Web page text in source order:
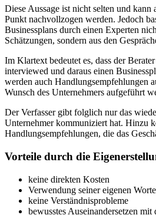
Diese Aussage ist nicht selten und kann
Punkt nachvollzogen werden. Jedoch
Businessplans durch einen Experten
Schätzungen, sondern aus den
Im Klartext bedeutet es, dass der
interviewed und daraus einen
werden auch Handlungsempfehlungen
Wunsch des Unternehmers aufgeführt
Der Verfasser gibt folglich nur das
Unternehmer kommuniziert hat. Hinzu
Handlungsempfehlungen, die das
Vorteile durch die
keine direkten Kosten
Verwendung seiner eigenen Worte
keine Verständnisprobleme
bewusstes Auseinandersetzen mit